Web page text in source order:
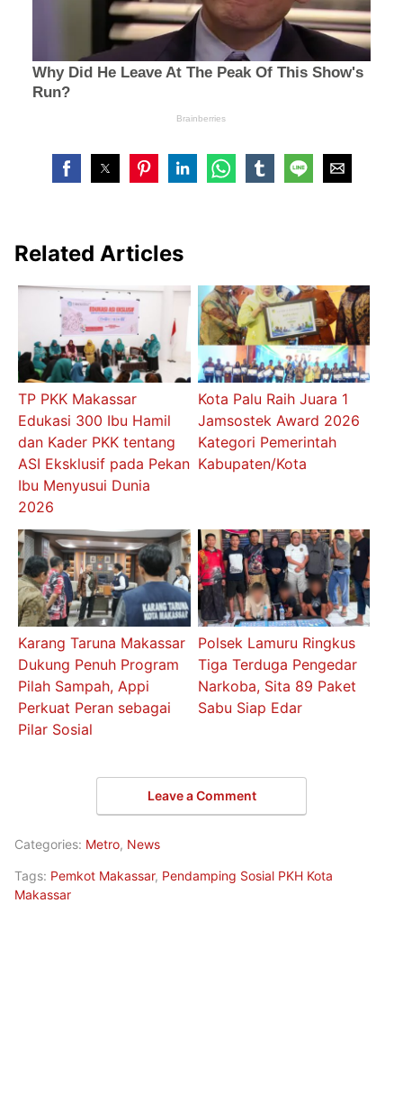
Related Articles
TP PKK Makassar
Edukasi 300 Ibu Hamil
dan Kader PKK tentang
ASI Eksklusif pada Pekan
Ibu Menyusui Dunia
2026
Kota Palu Raih Juara 1
Jamsostek Award 2026
Kategori Pemerintah
Kabupaten/Kota
Karang Taruna Makassar
Dukung Penuh Program
Pilah Sampah, Appi
Perkuat Peran sebagai
Pilar Sosial
Polsek Lamuru Ringkus
Tiga Terduga Pengedar
Narkoba, Sita 89 Paket
Sabu Siap Edar
Leave a Comment
Categories: Metro, News
Tags: Pemkot Makassar, Pendamping Sosial PKH Kota
Makassar